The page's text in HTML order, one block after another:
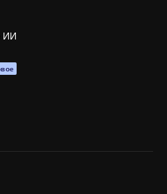
ИИ